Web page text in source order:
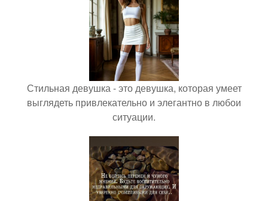
Стильная девушка - это девушка, которая умеет
выглядеть привлекательно и элегантно в любои
ситуации.